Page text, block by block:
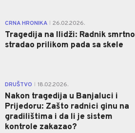
CRNA HRONIKA 26.02.2026.
Tragedija na Ilidži: Radnik smrtno
stradao prilikom pada sa skele
DRUŠTVO 18.02.2026.
Nakon tragedija u Banjaluci i
Prijedoru: Zašto radnici ginu na
gradilištima i da li je sistem
kontrole zakazao?